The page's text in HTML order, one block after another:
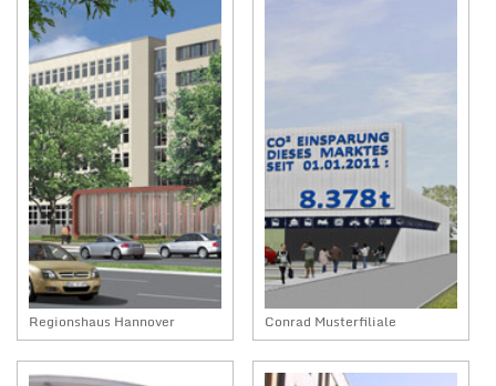
Regionshaus Hannover Conrad Musterfiliale